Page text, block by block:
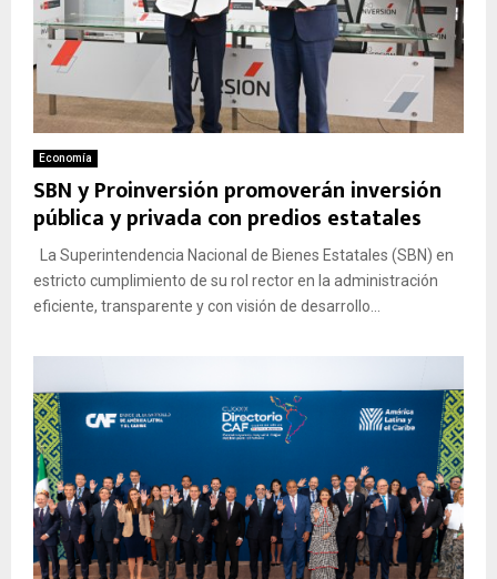
Economía
SBN y Proinversión promoverán inversión
pública y privada con predios estatales
La Superintendencia Nacional de Bienes Estatales (SBN) en
estricto cumplimiento de su rol rector en la administración
eficiente, transparente y con visión de desarrollo...